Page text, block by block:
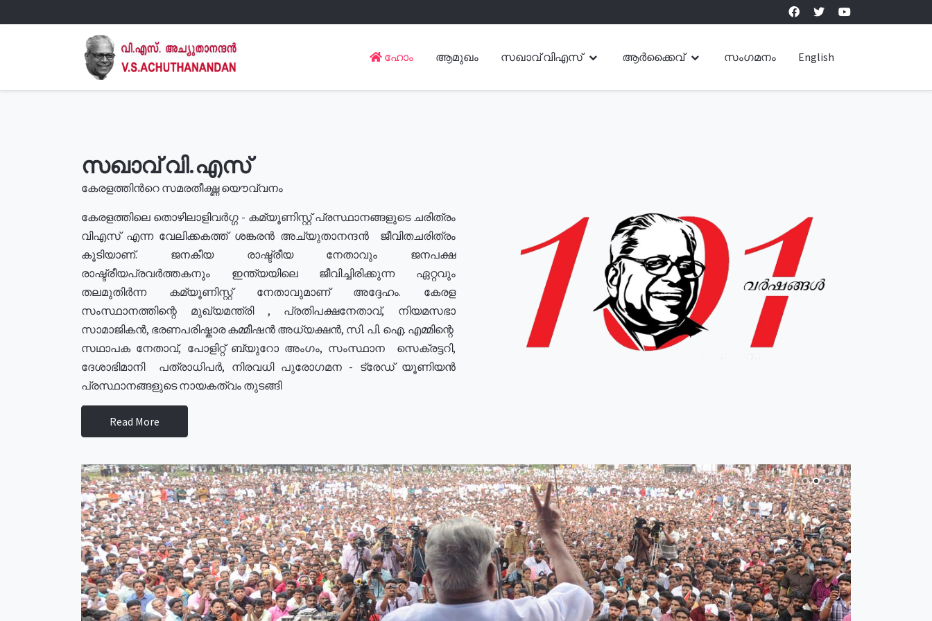
ഹോം ആമുഖം സഖാവ് വിഎസ് ആർക്കൈവ് സംഗമനം English
സഖാവ് വി.എസ്
കേരളത്തിൻറെ സമരതീക്ഷ്ണ യൌവ്വനം
കേരളത്തിലെ തൊഴിലാളിവർഗ്ഗ - കമ്യൂണിസ്റ്റ് പ്രസ്ഥാനങ്ങളുടെ ചരിത്രം
വിഎസ് എന്ന വേലിക്കകത്ത് ശങ്കരൻ അച്യുതാനന്ദൻ ജീവിതചരിത്രം
കൂടിയാണ്. ജനകീയ രാഷ്ട്രീയ നേതാവും ജനപക്ഷ
രാഷ്ട്രീയപ്രവർത്തകനും ഇന്ത്യയിലെ ജീവിച്ചിരിക്കുന്ന ഏറ്റവും
തലമുതിർന്ന കമ്യൂണിസ്റ്റ് നേതാവുമാണ് അദ്ദേഹം. കേരള
സംസ്ഥാനത്തിന്റെ മുഖ്യമന്ത്രി , പ്രതിപക്ഷനേതാവ്, നിയമസഭാ
സാമാജികൻ, ഭരണപരിഷ്കാര കമ്മീഷൻ അധ്യക്ഷൻ, സി. പി. ഐ. എമ്മിന്റെ
സഥാപക നേതാവ്, പോളിറ്റ് ബ്യുറോ അംഗം, സംസ്ഥാന സെക്രട്ടറി,
ദേശാഭിമാനി പത്രാധിപർ, നിരവധി പുരോഗമന - ട്രേഡ് യൂണിയൻ
പ്രസ്ഥാനങ്ങളുടെ നായകത്വം തുടങ്ങി
Read More